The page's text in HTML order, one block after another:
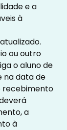
e a
à
ou outro
o aluno de
na data de
recebimento
a
à